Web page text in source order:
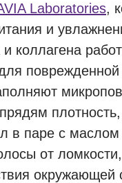
Laboratories,
и
коллагена
поврежденной
плотность,
в паре с маслом
от
окружающей